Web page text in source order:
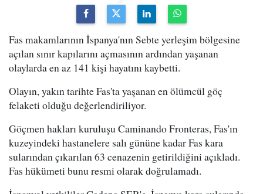
Fas makamlarının İspanya'nın Sebte yerleşim bölgesine
açılan sınır kapılarını açmasının ardından yaşanan
olaylarda en az 141 kişi hayatını kaybetti.
Olayın, yakın tarihte Fas'ta yaşanan en ölümcül göç
felaketi olduğu değerlendiriliyor.
Göçmen hakları kuruluşu Caminando Fronteras, Fas'ın
kuzeyindeki hastanelere salı gününe kadar Fas kara
sularından çıkarılan 63 cenazenin getirildiğini açıkladı.
Fas hükümeti bunu resmi olarak doğrulamadı.